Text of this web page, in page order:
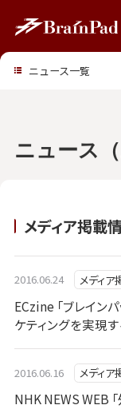
ニュース
メディア掲載
2016.06.24 メディ
ECzine 「ブレイン
ケティングを実現す
2016.06.16 メディ
NHK NEWS WEB
ニュース一覧